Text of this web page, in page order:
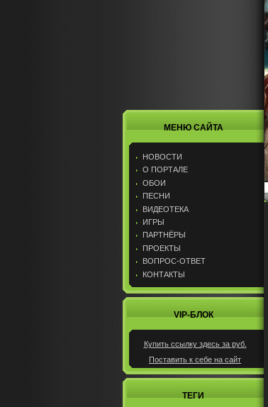
МЕНЮ САЙТА
НОВОСТИ
О ПОРТАЛЕ
ОБОИ
ПЕСНИ
ВИДЕОТЕКА
ИГРЫ
ПАРТНЁРЫ
ПРОЕКТЫ
ВОПРОС-ОТВЕТ
КОНТАКТЫ
VIP-БЛОК
Купить ссылку здесь за руб.
Поставить к себе на сайт
ТЕГИ